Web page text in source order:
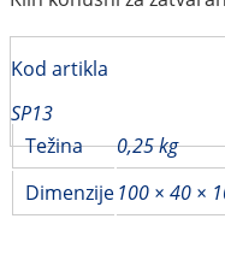
Kod artikla
SP13
Težina
0,25 kg
Dimenzije100 × 40 ×